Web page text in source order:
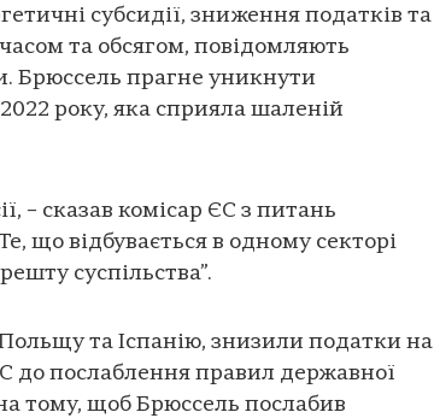
субсидії, зниження податків та
та обсягом, повідомляють
Брюссель прагне уникнути
року, яка сприяла шаленій
– сказав комісар ЄС з питань
що відбувається в одному секторі
суспільства”.
та Іспанію, знизили податки на
до послаблення правил державної
тому, щоб Брюссель послабив